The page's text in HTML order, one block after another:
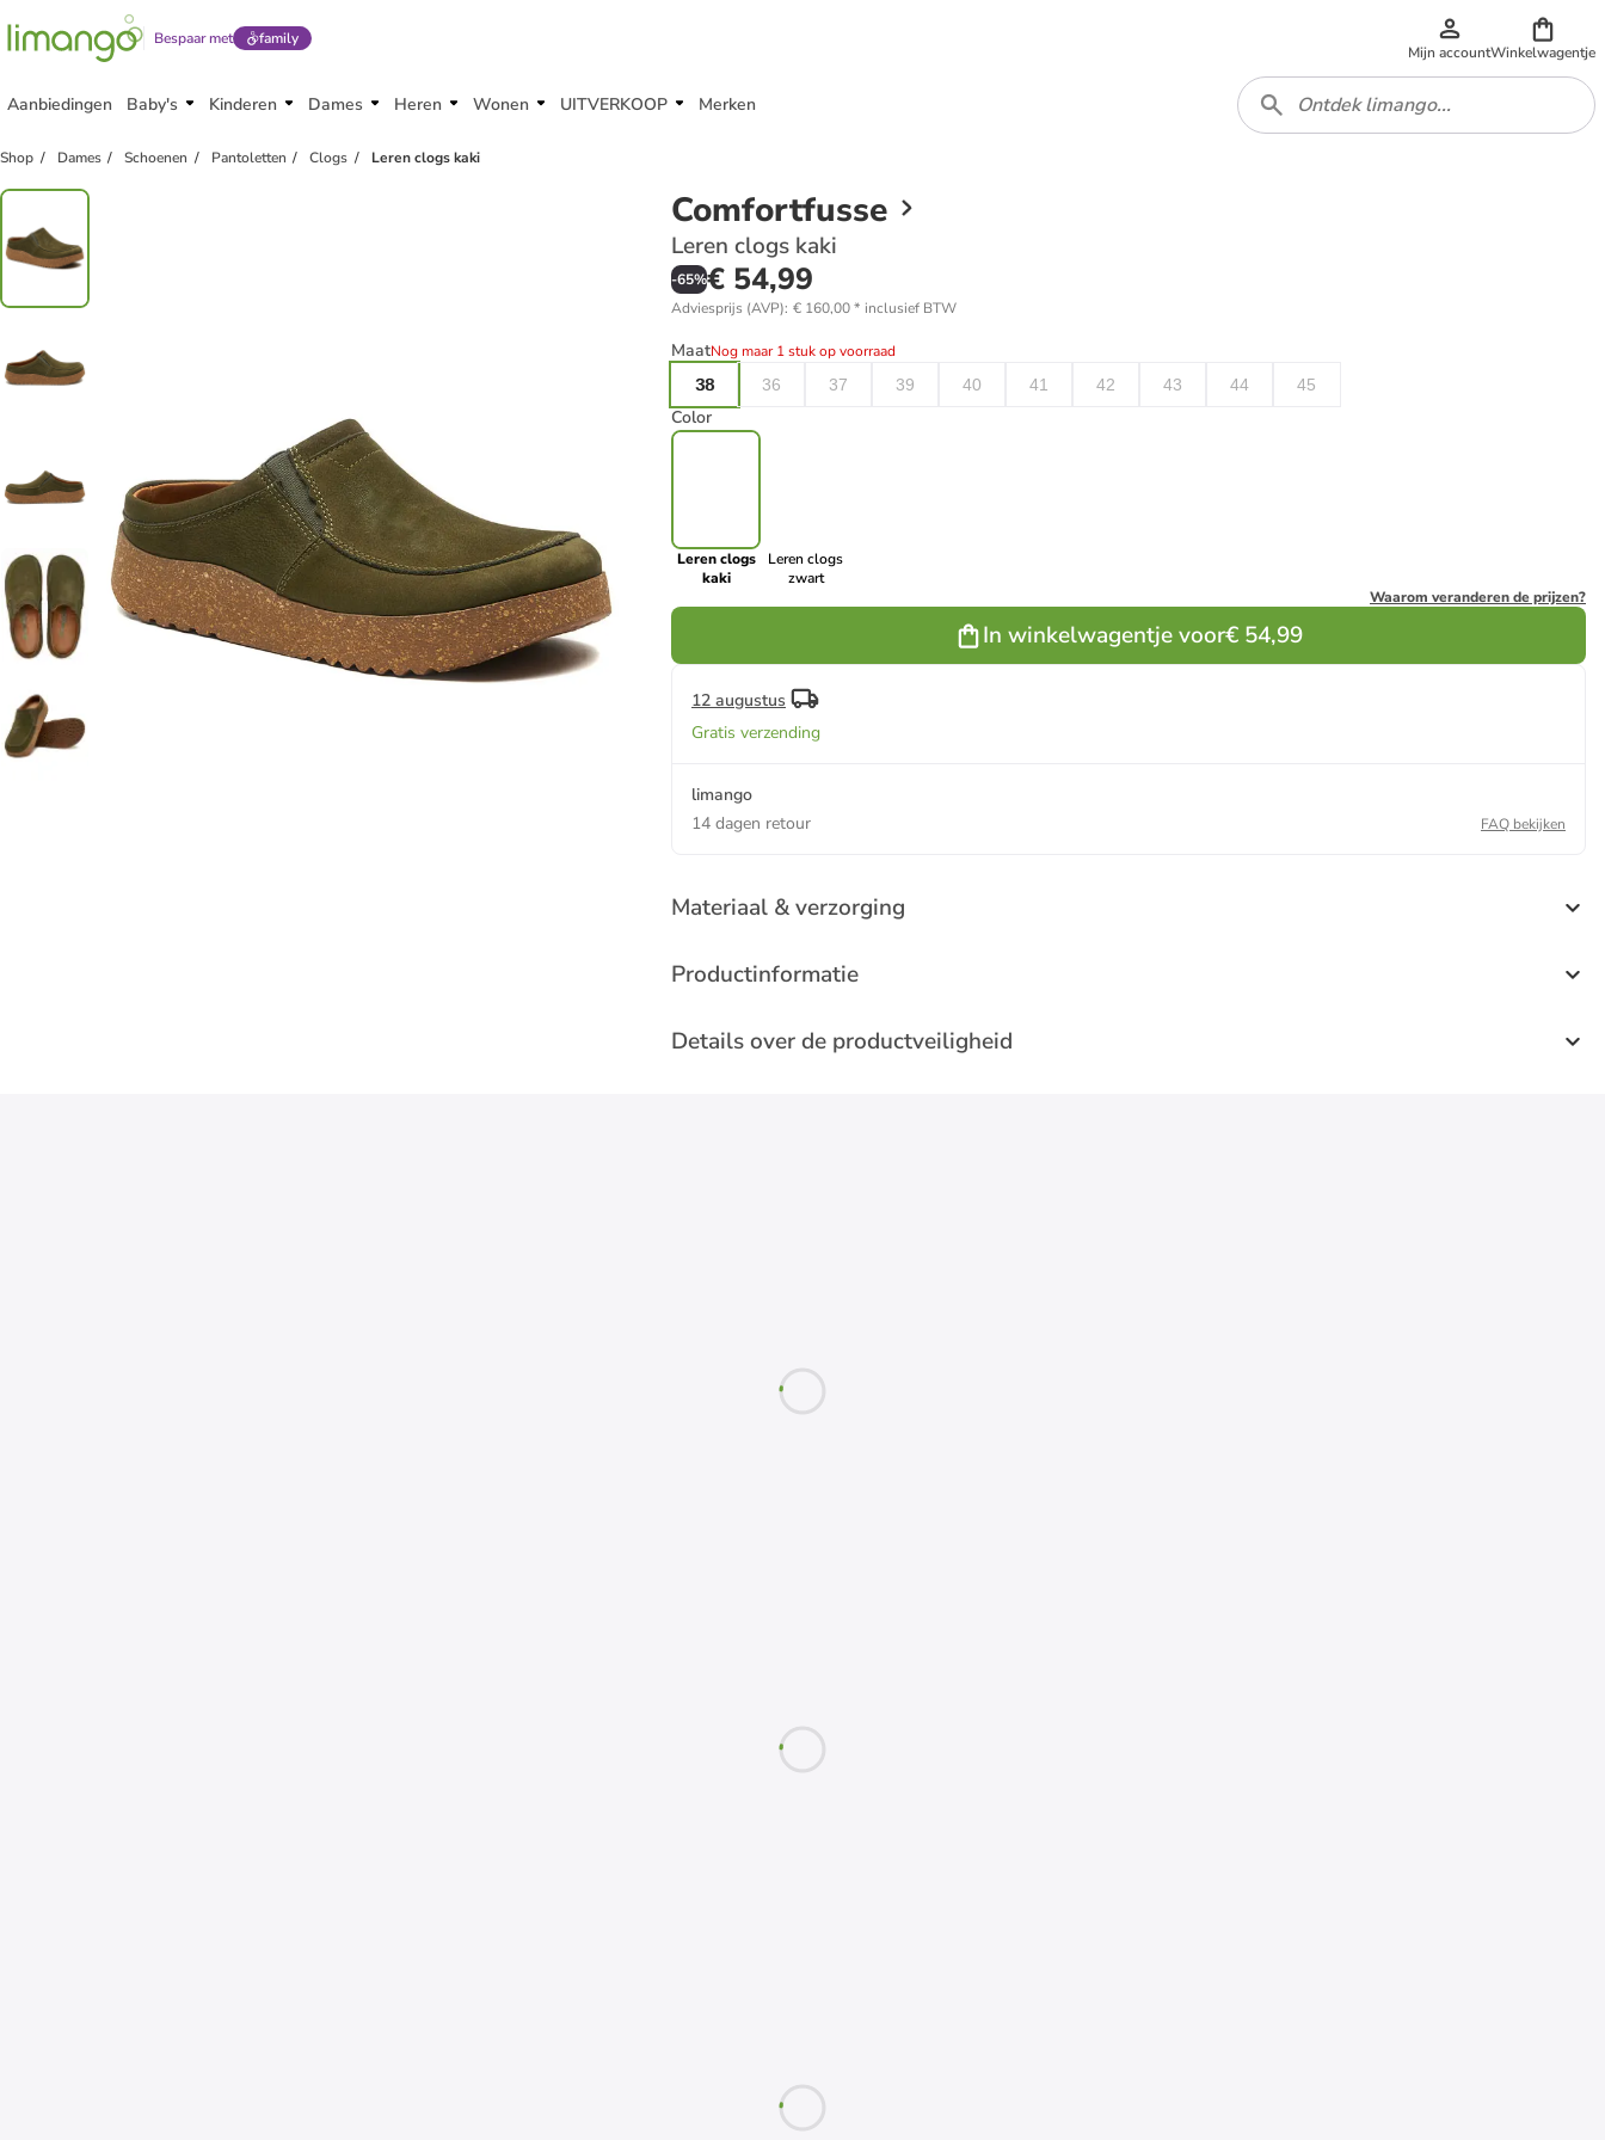
Bespaar met family
Mijn accountWinkelwagentje
Aanbiedingen Baby's Kinderen Dames Heren Wonen UITVERKOOP Merken
Shop Dames Schoenen Pantoletten Clogs Leren clogs kaki
Comfortfusse
Leren clogs kaki
-65%€ 54,99
Adviesprijs (AVP): € 160,00* inclusief BTW
MaatNog maar 1 stuk op voorraad
38
36 37 39 40 41 42 43 44 45
Color
Leren clogs
kaki
Leren clogs
zwart
Waarom veranderen de prijzen?
In winkelwagentje voor€ 54,99
12 augustus
Gratis verzending
limango
14 dagen retour
FAQ bekijken
Materiaal & verzorging
Productinformatie
Details over de productveiligheid